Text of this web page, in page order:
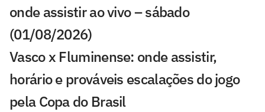
onde assistir ao vivo – sábado
(01/08/2026)
Vasco x Fluminense: onde assistir,
horário e prováveis escalações do jogo
pela Copa do Brasil